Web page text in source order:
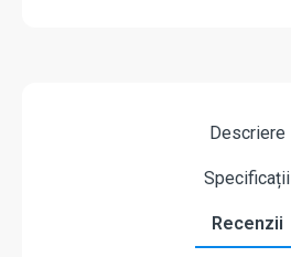
Descriere
Specificații
Recenzii